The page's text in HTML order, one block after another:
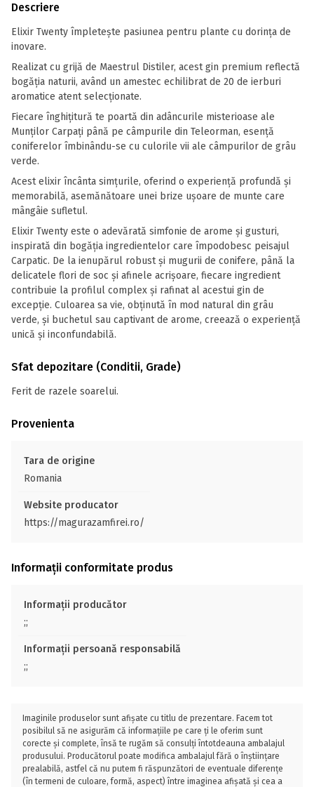
Descriere
Elixir Twenty împletește pasiunea pentru plante cu dorința de
inovare.
Realizat cu grijă de Maestrul Distiler, acest gin premium reflectă
bogăția naturii, având un amestec echilibrat de 20 de ierburi
aromatice atent selecționate.
Fiecare înghițitură te poartă din adâncurile misterioase ale
Munților Carpați până pe câmpurile din Teleorman, esență
coniferelor îmbinându-se cu culorile vii ale câmpurilor de grâu
verde.
Acest elixir încânta simțurile, oferind o experiență profundă și
memorabilă, asemănătoare unei brize ușoare de munte care
mângâie sufletul.
Elixir Twenty este o adevărată simfonie de arome și gusturi,
inspirată din bogăția ingredientelor care împodobesc peisajul
Carpatic. De la ienupărul robust și mugurii de conifere, până la
delicatele flori de soc și afinele acrișoare, fiecare ingredient
contribuie la profilul complex și rafinat al acestui gin de
excepție. Culoarea sa vie, obținută în mod natural din grâu
verde, și buchetul sau captivant de arome, creează o experiență
unică și inconfundabilă.
Sfat depozitare (Conditii, Grade)
Ferit de razele soarelui.
Provenienta
Tara de origine
Romania
Website producator
https://magurazamfirei.ro/
Informații conformitate produs
Informații producător
;;
Informații persoană responsabilă
;;
Imaginile produselor sunt afișate cu titlu de prezentare. Facem tot
posibilul să ne asigurăm că informațiile pe care ți le oferim sunt
corecte și complete, însă te rugăm să consulți întotdeauna ambalajul
produsului. Producătorul poate modifica ambalajul fără o înștiințare
prealabilă, astfel că nu putem fi răspunzători de eventuale diferențe
(în termeni de culoare, formă, aspect) între imaginea afișată și cea a